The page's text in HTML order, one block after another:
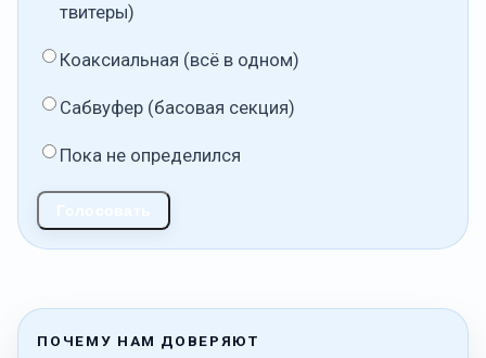
твитеры)
Коаксиальная (всё в одном)
Сабвуфер (басовая секция)
Пока не определился
ПОЧЕМУ НАМ ДОВЕРЯЮТ